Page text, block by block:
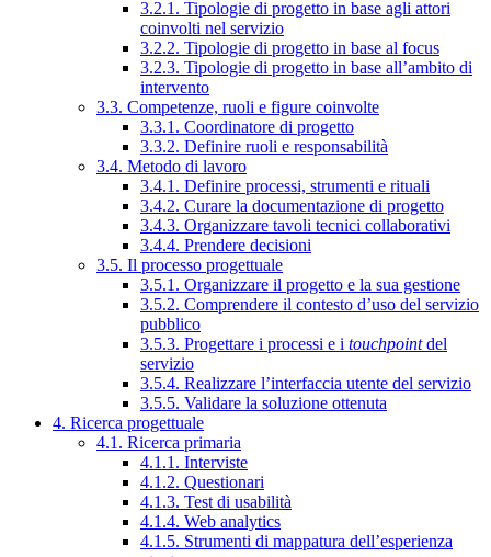
3.2.1. Tipologie di progetto in base agli attori
coinvolti nel servizio
3.2.2. Tipologie di progetto in base al focus
3.2.3. Tipologie di progetto in base all’ambito di
intervento
3.3. Competenze, ruoli e figure coinvolte
3.3.1. Coordinatore di progetto
3.3.2. Definire ruoli e responsabilità
3.4. Metodo di lavoro
3.4.1. Definire processi, strumenti e rituali
3.4.2. Curare la documentazione di progetto
3.4.3. Organizzare tavoli tecnici collaborativi
3.4.4. Prendere decisioni
3.5. Il processo progettuale
3.5.1. Organizzare il progetto e la sua gestione
3.5.2. Comprendere il contesto d’uso del servizio
pubblico
3.5.3. Progettare i processi e i touchpointdel
servizio
3.5.4. Realizzare l’interfaccia utente del servizio
3.5.5. Validare la soluzione ottenuta
4. Ricerca progettuale
4.1. Ricerca primaria
4.1.1. Interviste
4.1.2. Questionari
4.1.3. Test di usabilità
4.1.4. Web analytics
4.1.5. Strumenti di mappatura dell’esperienza